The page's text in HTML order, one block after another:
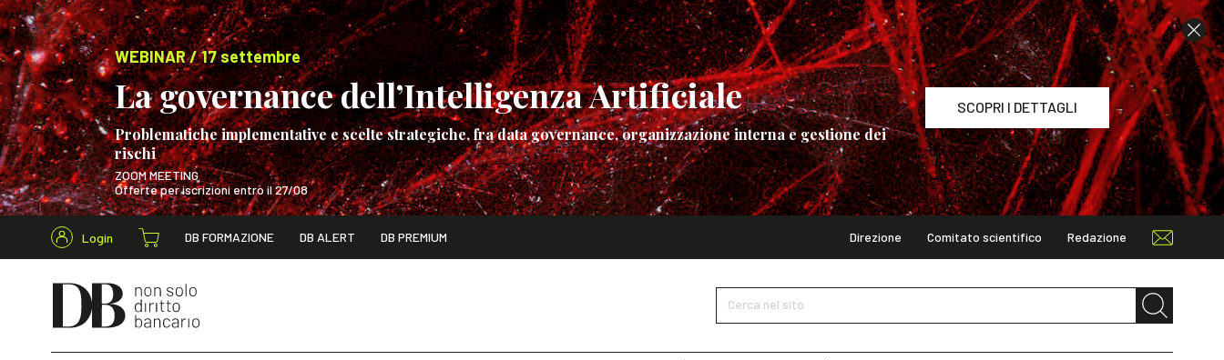
WEBINAR / 17 settembre
La governance dell’Intelligenza Artificiale
Problematiche implementative e scelte strategiche, fra data governance, organizzazione interna e gestione dei
rischi
ZOOM MEETING
Offerte per iscrizioni entro il 27/08
SCOPRI I DETTAGLI
WEBINAR / 17 settembre
Login DB FORMAZIONE DB ALERT DB PREMIUM Direzione Comitato scientifico Redazione
Cerca nel sito
Cerca nel sito